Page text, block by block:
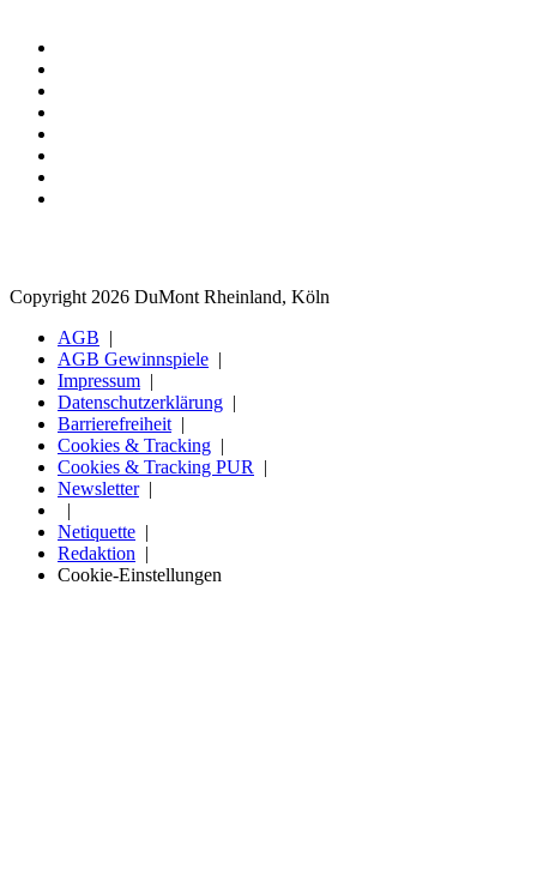
Copyright 2026 DuMont Rheinland, Köln
AGB
AGB Gewinnspiele
Impressum
Datenschutzerklärung
Barrierefreiheit
Cookies & Tracking
Cookies & Tracking PUR
Newsletter
Netiquette
Redaktion
Cookie-Einstellungen